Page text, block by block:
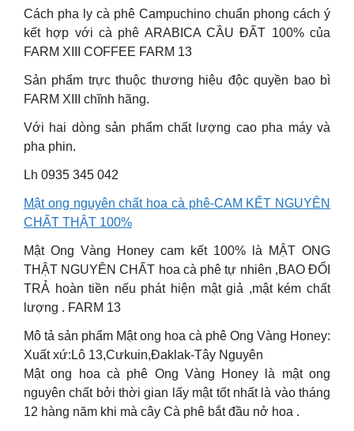
Cách pha ly cà phê Campuchino chuẩn phong cách ý
kết hợp với cà phê ARABICA CẦU ĐẤT 100% của
FARM XIII COFFEE FARM 13
Sản phẩm trực thuộc thương hiệu độc quyền bao bì
FARM XIII chĩnh hãng.
Với hai dòng sản phẩm chất lượng cao pha máy và
pha phin.
Lh 0935 345 042
Mật ong nguyên chất hoa cà phê-CAM KẾT NGUYÊN
CHẤT THẬT 100%
Mật Ong Vàng Honey cam kết 100% là MẬT ONG
THẬT NGUYÊN CHẤT hoa cà phê tự nhiên ,BAO ĐỔI
TRẢ hoàn tiền nếu phát hiện mật giả ,mật kém chất
lượng . FARM 13
Mô tả sản phẩm Mật ong hoa cà phê Ong Vàng Honey:
Xuất xứ:Lô 13,Cưkuin,Đaklak-Tây Nguyên
Mật ong hoa cà phê Ong Vàng Honey là mật ong
nguyên chất bởi thời gian lấy mật tốt nhất là vào tháng
12 hàng năm khi mà cây Cà phê bắt đầu nở hoa .